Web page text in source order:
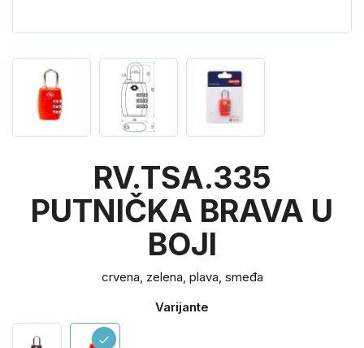
RV.TSA.335
PUTNIČKA BRAVA U
BOJI
crvena, zelena, plava, smeđa
Varijante
check